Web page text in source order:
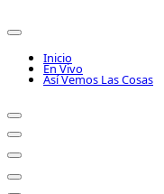
Inicio
En Vivo
Así Vemos Las Cosas